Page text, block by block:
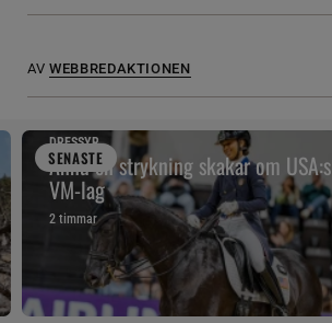
AV WEBBREDAKTIONEN
SENASTE
DRESSYR
Ännu en strykning skakar om USA:s
VM-lag
2 timmar